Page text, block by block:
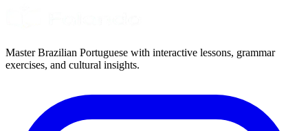
Master Brazilian Portuguese with interactive lessons, grammar
exercises, and cultural insights.